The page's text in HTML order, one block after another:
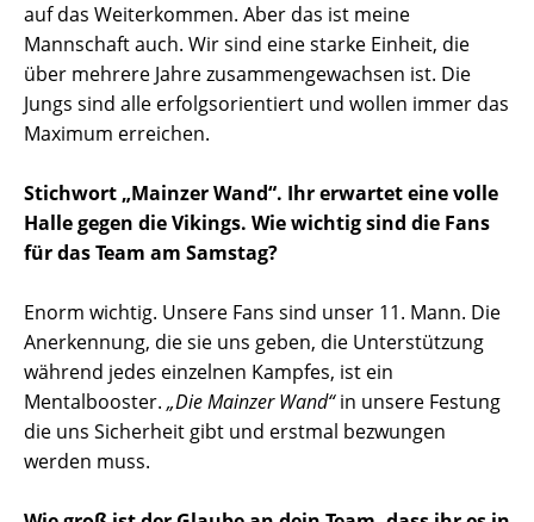
auf das Weiterkommen. Aber das ist meine
Mannschaft auch. Wir sind eine starke Einheit, die
über mehrere Jahre zusammengewachsen ist. Die
Jungs sind alle erfolgsorientiert und wollen immer das
Maximum erreichen.
Stichwort „Mainzer Wand“. Ihr erwartet eine volle
Halle gegen die Vikings. Wie wichtig sind die Fans
für das Team am Samstag?
Enorm wichtig. Unsere Fans sind unser 11. Mann. Die
Anerkennung, die sie uns geben, die Unterstützung
während jedes einzelnen Kampfes, ist ein
Mentalbooster. „Die Mainzer Wand“in unsere Festung
die uns Sicherheit gibt und erstmal bezwungen
werden muss.